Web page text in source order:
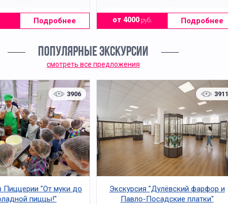
Подробнее от 4000руб. Подробнее
ПОПУЛЯРНЫЕ ЭКСКУРСИИ
смотреть все предложения
3906
Пиццерии "От муки до
пиццы!"
3911
Экскурсия "Дулёвский фарфор и
Павло-Посадские платки"